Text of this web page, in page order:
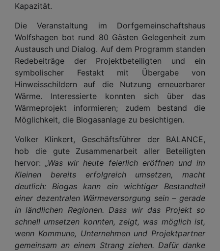
Kapazität.
Die Veranstaltung im Dorfgemeinschaftshaus
Wolfshagen bot rund 80 Gästen Gelegenheit zum
Austausch und Dialog. Auf dem Programm standen
Redebeiträge der Projektbeteiligten und ein
symbolischer Festakt mit Übergabe von
Hinweisschildern auf die Nutzung erneuerbarer
Wärme. Interessierte konnten sich über das
Wärmeprojekt informieren; zudem bestand die
Möglichkeit, die Biogasanlage zu besichtigen.
Volker Klinkert, Geschäftsführer der BALANCE,
hob die gute Zusammenarbeit aller Beteiligten
hervor: „Was wir heute feierlich eröffnen und im
Kleinen bereits erfolgreich umsetzen, macht
deutlich: Biogas kann ein wichtiger Bestandteil
einer dezentralen Wärmeversorgung sein – gerade
in ländlichen Regionen. Dass wir das Projekt so
schnell umsetzen konnten, zeigt, was möglich ist,
wenn Kommune, Unternehmen und Projektpartner
gemeinsam an einem Strang ziehen. Dafür danke